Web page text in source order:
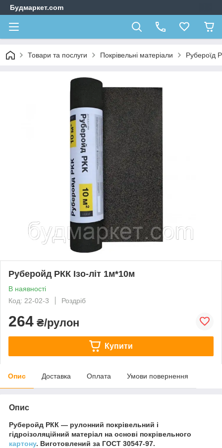
Будмаркет.com
Товари та послуги Покрівельні матеріали Рубероїд
Руберойд РКК Ізо-літ 1м*10м
В наявності
Код: 22-02-3
Роздріб
264 ₴/рулон
Купити
Опис Доставка Оплата Умови повернення
Опис
Руберойд РКК ― рулонний покрівельний і
гідроізоляційний матеріал на основі покрівельного
картону. Виготовлений за ГОСТ 30547-97.